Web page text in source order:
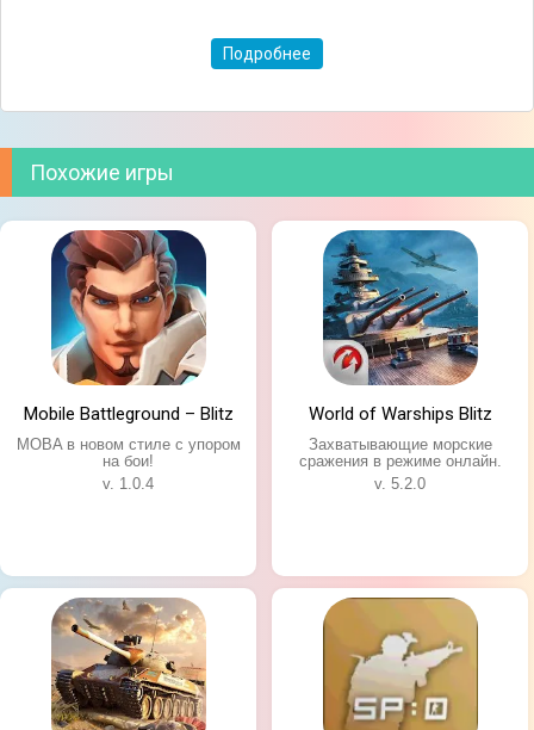
Подробнее
Похожие игры
Mobile Battleground – Blitz
MOBA в новом стиле с упором
на бои!
v. 1.0.4
World of Warships Blitz
Захватывающие морские
сражения в режиме онлайн.
v. 5.2.0